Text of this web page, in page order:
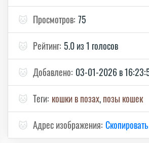
🐱 Просмотров: 75
🐱 Рейтинг: 5.0 из 1 голосов
🐱 Добавлено: 03-01-2026 в
🐱 Теги: кошки в позах,позы кошек
🐱 Адрес изображения: Скопировать